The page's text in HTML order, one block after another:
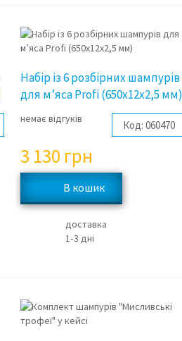
Набір із 6 розбірних шампурів
для м’яса Profi (650х12х2,5 мм)
немає відгуків Код: 060470
3 130 грн
доставка
1‑3 дні